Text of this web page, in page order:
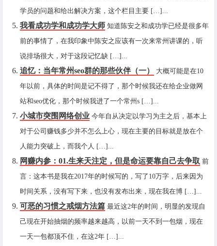
学员的问题和给出解决方案，这个栏目主要 […]...
我看成功学和成功学大师 知道陈安之和成功学已经是很多年
前的事情了，在我印象中陈安之应该有一次来常州讲课的，听
说排场很大，对于这段记忆缺 […]...
追忆：当年常州seo群的那些伙伴（一） 大概可能是在10
年以前，具体的时间是记不得了，那个时候我还在给企业做网
站和seo优化，那个时候我进了一个常州s […]...
小城市突围网络创业 今年自从决定以学习为主之后，基本上
对于公司赚钱多少并不怎么上心，现在主要的目标就是放在个
人能力突破上，而我个人 […]...
网赚内参：01.生来天注定，但是命运要靠自己去争取 前
言：这本书是我在2017年的时候写的，写了10万字，后来因为
时间关系，没有写下来，也没有发布出来，现在我在博 […]...
可恶的习惯之戒烟方法篇 最近这2年的时间，明显的发现自
己现在开始抽烟的频率越来越高，以前一天不到一包烟，现在
一天一包都顶不住，在这2年 […]...